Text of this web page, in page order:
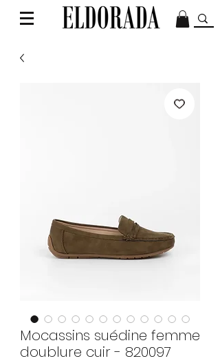
Mocassins suédine femme
doublure cuir - 820097